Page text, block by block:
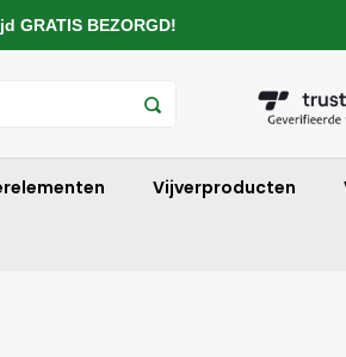
Vijverproducten
GRATIS BEZORGD!